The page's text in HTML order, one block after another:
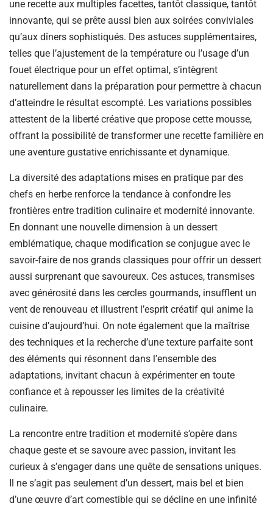
une recette aux multiples facettes, tantôt classique, tantôt
innovante, qui se prête aussi bien aux soirées conviviales
qu’aux dîners sophistiqués. Des astuces supplémentaires,
telles que l’ajustement de la température ou l’usage d’un
fouet électrique pour un effet optimal, s’intègrent
naturellement dans la préparation pour permettre à chacun
d’atteindre le résultat escompté. Les variations possibles
attestent de la liberté créative que propose cette mousse,
offrant la possibilité de transformer une recette familière en
une aventure gustative enrichissante et dynamique.
La diversité des adaptations mises en pratique par des
chefs en herbe renforce la tendance à confondre les
frontières entre tradition culinaire et modernité innovante.
En donnant une nouvelle dimension à un dessert
emblématique, chaque modification se conjugue avec le
savoir-faire de nos grands classiques pour offrir un dessert
aussi surprenant que savoureux. Ces astuces, transmises
avec générosité dans les cercles gourmands, insufflent un
vent de renouveau et illustrent l’esprit créatif qui anime la
cuisine d’aujourd’hui. On note également que la maîtrise
des techniques et la recherche d’une texture parfaite sont
des éléments qui résonnent dans l’ensemble des
adaptations, invitant chacun à expérimenter en toute
confiance et à repousser les limites de la créativité
culinaire.
La rencontre entre tradition et modernité s’opère dans
chaque geste et se savoure avec passion, invitant les
curieux à s’engager dans une quête de sensations uniques.
Il ne s’agit pas seulement d’un dessert, mais bel et bien
d’une œuvre d’art comestible qui se décline en une infinité